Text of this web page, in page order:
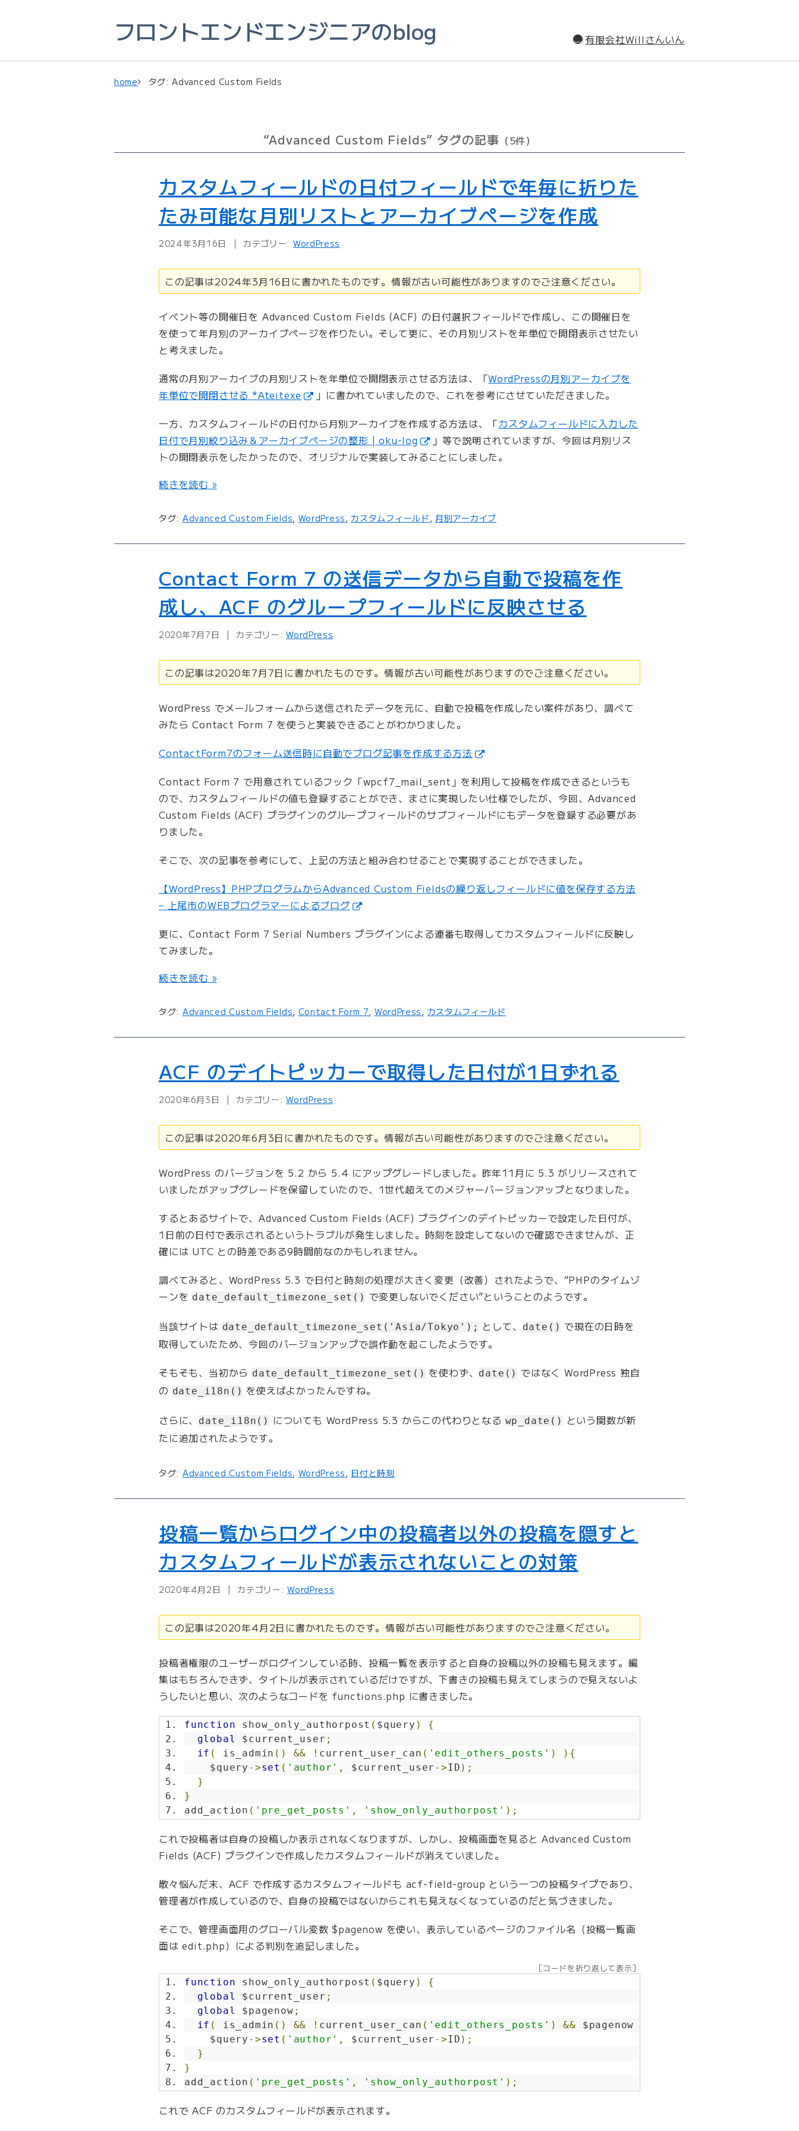
フロントエンドエンジニアのblog 有限会社Willさんいん
home タグ: Advanced Custom Fields
“Advanced Custom Fields” タグの記事 （5件）
カスタムフィールドの日付フィールドで年毎に折りた
たみ可能な月別リストとアーカイブページを作成
2024年3月16日 カテゴリー: WordPress
この記事は2024年3月16日に書かれたものです。情報が古い可能性がありますのでご注意ください。
イベント等の開催日を Advanced Custom Fields (ACF) の日付選択フィールドで作成し、この開催日を
を使って年月別のアーカイブページを作りたい。そして更に、その月別リストを年単位で開閉表示させたい
と考えました。
通常の月別アーカイブの月別リストを年単位で開閉表示させる方法は、「WordPressの月別アーカイブを
年単位で開閉させる *Ateitexe
」に書かれていましたので、これを参考にさせていただきました。
一方、カスタムフィールドの日付から月別アーカイブを作成する方法は、「カスタムフィールドに入力した
日付で月別絞り込み＆アーカイブページの整形 | oku-log
」等で説明されていますが、今回は月別リス
トの開閉表示をしたかったので、オリジナルで実装してみることにしました。
“
ス
タ
ム
ィ
ー
ル
ド
日
フ
ィ
ル
ド
年
に
折
り
た
た
み
能
な
月
リ
ス
と
ー
イ
ペ
ー
ジ
作
成
”
の
続きを読む »
タグ: Advanced Custom Fields, WordPress,カスタムフィールド, 月別アーカイブ
Contact Form 7 の送信データから自動で投稿を作
成し、ACF のグループフィールドに反映させる
2020年7月7日 カテゴリー:WordPress
この記事は2020年7月7日に書かれたものです。情報が古い可能性がありますのでご注意ください。
WordPress でメールフォームから送信されたデータを元に、自動で投稿を作成したい案件があり、調べて
みたら Contact Form 7 を使うと実装できることがわかりました。
ContactForm7のフォーム送信時に自動でブログ記事を作成する方法
Contact Form 7 で用意されているフック「wpcf7_mail_sent」を利用して投稿を作成できるというも
ので、カスタムフィールドの値も登録することができ、まさに実現したい仕様でしたが、今回、Advanced
Custom Fields (ACF) プラグインのグループフィールドのサブフィールドにもデータを登録する必要があ
りました。
そこで、次の記事を参考にして、上記の方法と組み合わせることで実現することができました。
【WordPress】PHPプログラムからAdvanced Custom Fieldsの繰り返しフィールドに値を保存する方法
– 上尾市のWEBプログラマーによるブログ
更に、Contact Form 7 Serial Numbers プラグインによる連番も取得してカスタムフィールドに反映し
てみました。
“
o
n
t
c
t
o
m
7
送
信
ー
タ
か
自
投
稿
を
成
し
A
C
グ
フ
ィ
ー
ル
ド
反
映
せ
る
”
の
続きを読む »
タグ: Advanced Custom Fields, Contact Form 7, WordPress, カスタムフィールド
ACF のデイトピッカーで取得した日付が1日ずれる
2020年6月3日 カテゴリー:WordPress
この記事は2020年6月3日に書かれたものです。情報が古い可能性がありますのでご注意ください。
WordPress のバージョンを 5.2 から 5.4 にアップグレードしました。昨年11月に 5.3 がリリースされて
いましたがアップグレードを保留していたので、1世代超えてのメジャーバージョンアップとなりました。
するとあるサイトで、Advanced Custom Fields (ACF) プラグインのデイトピッカーで設定した日付が、
1日前の日付で表示されるというトラブルが発生しました。時刻を設定してないので確認できませんが、正
確には UTC との時差である9時間前なのかもしれません。
調べてみると、WordPress 5.3 で日付と時刻の処理が大きく変更（改善）されたようで、“PHPのタイムゾ
ーンを date_default_timezone_set() で変更しないでください”ということのようです。
当該サイトは date_default_timezone_set('Asia/Tokyo'); として、 date() で現在の日時を
取得していたため、今回のバージョンアップで誤作動を起こしたようです。
そもそも、当初から date_default_timezone_set() を使わず、 date() ではなく WordPress 独自
の date_i18n() を使えばよかったんですね。
さらに、 date_i18n() についても WordPress 5.3 からこの代わりとなる wp_date()
という関数が新
たに追加されたようです。
タグ: Advanced Custom Fields, WordPress, 日付と時刻
投稿一覧からログイン中の投稿者以外の投稿を隠すと
カスタムフィールドが表示されないことの対策
2020年4月2日 カテゴリー:WordPress
この記事は2020年4月2日に書かれたものです。情報が古い可能性がありますのでご注意ください。
投稿者権限のユーザーがログインしている時、投稿一覧を表示すると自身の投稿以外の投稿も見えます。編
集はもちろんできず、タイトルが表示されているだけですが、下書きの投稿も見えてしまうので見えないよ
うしたいと思い、次のようなコードを functions.php に書きました。
function show_only_authorpost ( $query )
{
global
$current_user ;
if ( is_admin () && ! current_user_can ( 'edit_others_posts' )
){
    $query
->set ( 'author' , $current_user ->ID );
}
}
add_action ( 'pre_get_posts' , 'show_only_authorpost' );
これで投稿者は自身の投稿しか表示されなくなりますが、しかし、投稿画面を見ると Advanced Custom
Fields (ACF) プラグインで作成したカスタムフィールドが消えていました。
散々悩んだ末、ACF で作成するカスタムフィールドも acf-field-group という一つの投稿タイプであり、
管理者が作成しているので、自身の投稿ではないからこれも見えなくなっているのだと気づきました。
そこで、管理画面用のグローバル変数 $pagenow を使い、表示しているページのファイル名（投稿一覧画
面は edit.php）による判別を追記しました。
［コードを折り返して表示］
function show_only_authorpost ( $query )
{
global
$current_user ;
global
$pagenow ;
if ( is_admin () && ! current_user_can ( 'edit_others_posts' ) && $pagenow
    $query
->set ( 'author' , $current_user ->ID );
}
}
add_action ( 'pre_get_posts' , 'show_only_authorpost' );
これで ACF のカスタムフィールドが表示されます。